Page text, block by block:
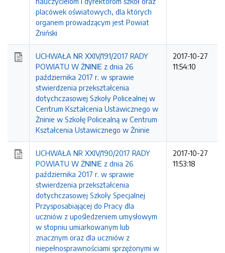
placówek oświatowych, dla których
organem prowadzącym jest Powiat
Żniński
UCHWAŁA NR XXIV/191/2017 RADY
POWIATU W ŻNINIE z dnia 26
października 2017 r. w sprawie
stwierdzenia przekształcenia
dotychczasowej Szkoły Policealnej w
Centrum Kształcenia Ustawicznego w
Żninie w Szkołę Policealną w Centrum
Kształcenia Ustawicznego w Żninie
2017-10-27
11:54:10
UCHWAŁA NR XXIV/190/2017 RADY
POWIATU W ŻNINIE z dnia 26
października 2017 r. w sprawie
stwierdzenia przekształcenia
dotychczasowej Szkoły Specjalnej
Przysposabiającej do Pracy dla
uczniów z upośledzeniem umysłowym
w stopniu umiarkowanym lub
znacznym oraz dla uczniów z
niepełnosprawnościami sprzężonymi w
2017-10-27
11:53:18